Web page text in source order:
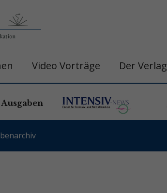
Video Vorträge Der Verlag